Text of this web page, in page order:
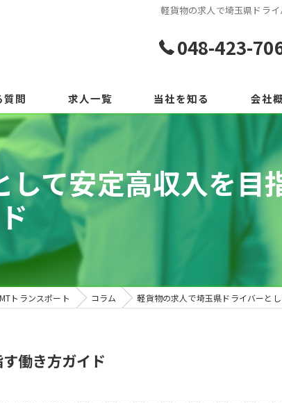
軽貨物の求人で埼玉県ドラ
048-423-
質問 求人一覧 当社を知る 会社
て安定高収入を目
ド
トランスポート コラム 軽貨物の求人で埼玉県ドライバーと
働き方ガイド